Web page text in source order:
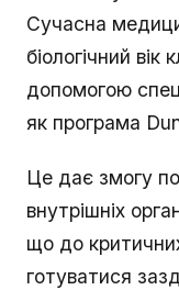
Сучасна
біологічний вік
допомогою
як програма
Це дає змогу
внутрішніх
що до
готуватися